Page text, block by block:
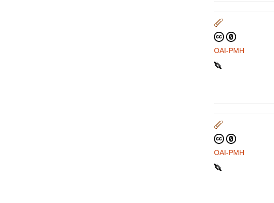
OAI-PMH
OAI-PMH